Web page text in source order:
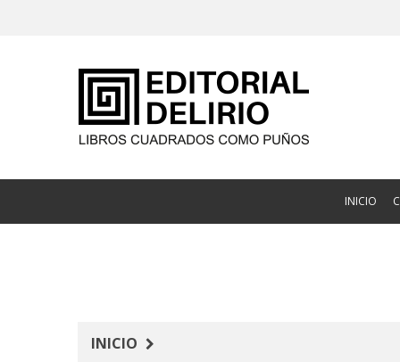
INICIO
INICIO